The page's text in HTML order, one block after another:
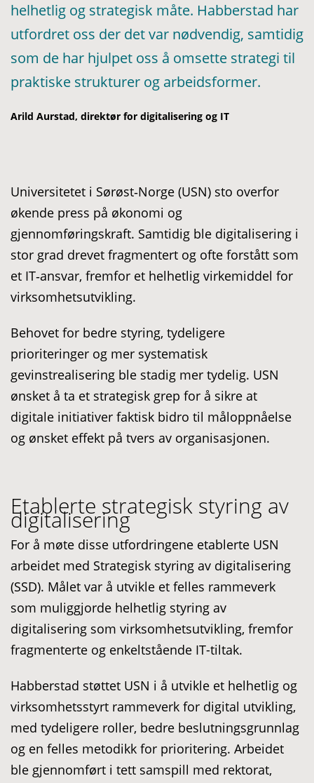
helhetlig og strategisk måte. Habberstad har
utfordret oss der det var nødvendig, samtidig
som de har hjulpet oss å omsette strategi til
praktiske strukturer og arbeidsformer.
Arild Aurstad, direktør for digitalisering og IT
Universitetet i Sørøst‑Norge (USN) sto overfor
økende press på økonomi og
gjennomføringskraft. Samtidig ble digitalisering i
stor grad drevet fragmentert og ofte forstått som
et IT‑ansvar, fremfor et helhetlig virkemiddel for
virksomhetsutvikling.
Behovet for bedre styring, tydeligere
prioriteringer og mer systematisk
gevinstrealisering ble stadig mer tydelig. USN
ønsket å ta et strategisk grep for å sikre at
digitale initiativer faktisk bidro til måloppnåelse
og ønsket effekt på tvers av organisasjonen.
Etablerte strategisk styring av
digitalisering
For å møte disse utfordringene etablerte USN
arbeidet med Strategisk styring av digitalisering
(SSD). Målet var å utvikle et felles rammeverk
som muliggjorde helhetlig styring av
digitalisering som virksomhetsutvikling, fremfor
fragmenterte og enkeltstående IT-tiltak.
Habberstad støttet USN i å utvikle et helhetlig og
virksomhetsstyrt rammeverk for digital utvikling,
med tydeligere roller, bedre beslutningsgrunnlag
og en felles metodikk for prioritering. Arbeidet
ble gjennomført i tett samspill med rektorat,